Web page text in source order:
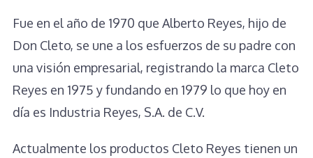
Fue en el año de 1970 que Alberto Reyes, hijo de
Don Cleto, se une a los esfuerzos de su padre con
una visión empresarial, registrando la marca Cleto
Reyes en 1975 y fundando en 1979 lo que hoy en
día es Industria Reyes, S.A. de C.V.
Actualmente los productos Cleto Reyes tienen un